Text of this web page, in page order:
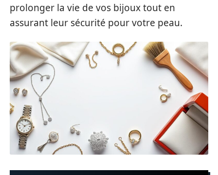
prolonger la vie de vos bijoux tout en
assurant leur sécurité pour votre peau.